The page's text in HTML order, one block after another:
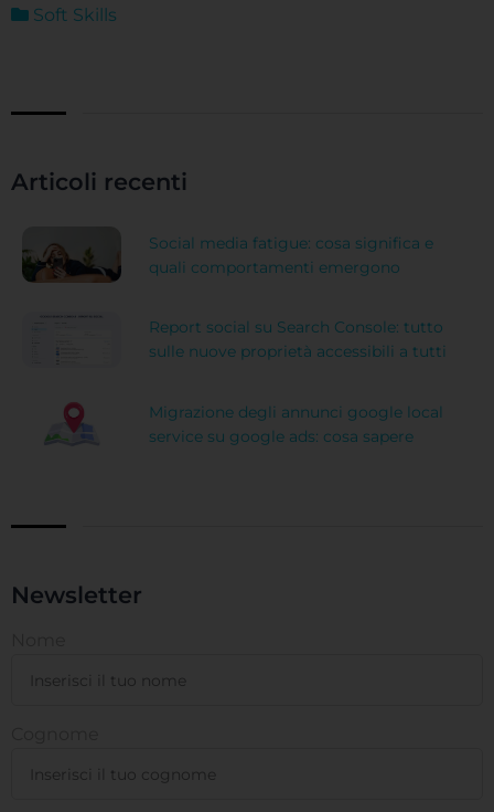
Soft Skills
Articoli recenti
Social media fatigue: cosa significa e
quali comportamenti emergono
Report social su Search Console: tutto
sulle nuove proprietà accessibili a tutti
Migrazione degli annunci google local
service su google ads: cosa sapere
Newsletter